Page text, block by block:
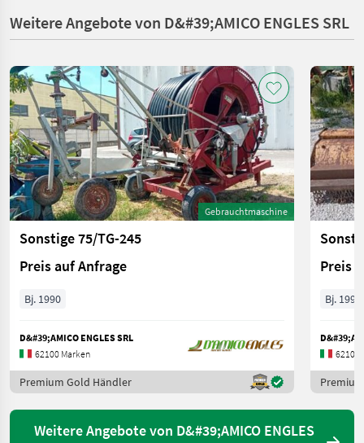
Weitere Angebote von D&#39;AMICO ENGLES SRL
Gebrauchtmaschine
Sonstige 75/TG-245
Preis auf Anfrage
Bj. 1990
D&#39;AMICO ENGLES SRL
62100 Marken
Premium Gold Händler
Preis
Bj. 1999
62100
Weitere Angebote von D&#39;AMICO ENGLES